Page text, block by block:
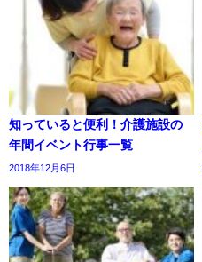
知っていると便利！介護施設の
年間イベント行事一覧
2018年12月6日